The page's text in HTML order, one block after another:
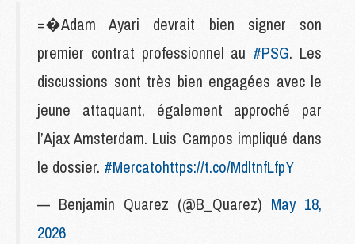
=�Adam Ayari devrait bien signer son
premier contrat professionnel au #PSG. Les
discussions sont très bien engagées avec le
jeune attaquant, également approché par
l’Ajax Amsterdam. Luis Campos impliqué dans
le dossier. #Mercatohttps://t.co/MdltnfLfpY
— Benjamin Quarez (@B_Quarez) May 18,
2026